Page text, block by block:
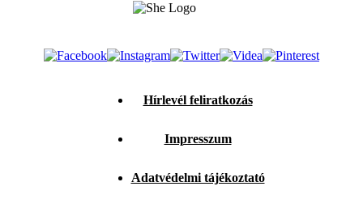
Hírlevél feliratkozás
Impresszum
Adatvédelmi tájékoztató